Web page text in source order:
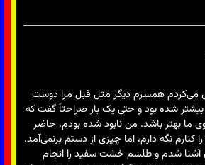
همسرم دیگر مثل قبل مرا دوست
بیشتر شده بود و حتی یک بار صراحتاً گفت که
ما بهتر باشد. من نابود شده بودم. حاضر
کنارم نگه دارم، اما چیزی از دستم برنمی‌آمد.
آشنا شدم و طلسم خشت سفید را انجام